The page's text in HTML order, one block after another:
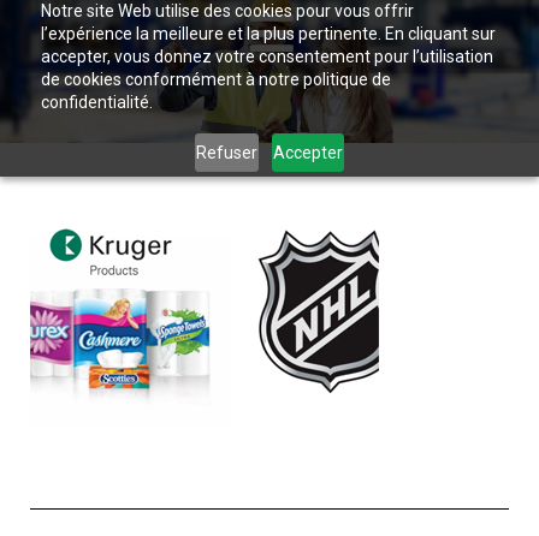
Notre site Web utilise des cookies pour vous offrir
l’expérience la meilleure et la plus pertinente. En cliquant sur
accepter, vous donnez votre consentement pour l’utilisation
de cookies conformément à notre politique de
confidentialité.
Refuser Accepter